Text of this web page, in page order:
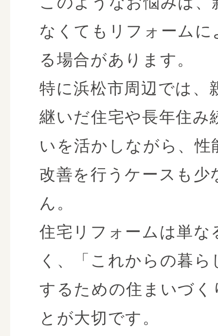
なくてもリフォーム
る場合があります。
特に浜松市周辺では、
継いだ住宅や長年住み
いを活かしながら、性
改善を行うケースも少
ん。
住宅リフォームは単な
く、「これからの暮
するための住まいづ
とが大切です。